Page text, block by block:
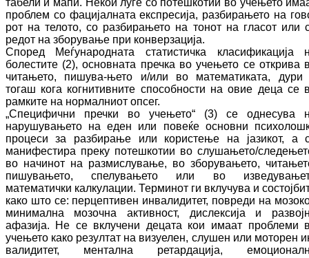
табели и мапи. Некои луѓе со по­теш­ко­тии во учењето
проблем со фа­ци­јалната експресија, разбирањето на
рот на телото, со разбирањето на тонот на гла­сот или
редот на зборување при кон­вер­за­ција.
Според Меѓународната статистичка кла­си­фи­ка­ција
болестите (2), основната пречка во учењето се открива
читањето, пи­шу­ва-ње­то и/или во математиката, дури
тогаш кога когнитивните способности на овие деца се
рамките на нормалниот опсег.
„Специфични пречки во учењето“ (3) се од­не­су­ва
нарушувањето на еден или повеќе ос­новни
процеси за разбирање или користење на јазикот, а
манифестира пре­ку потешкотии во слушањето/
во начинот на размислување, во збо­ру­ва­ње­то,
пишувањето, спелувањето или во
математички калкулации. Тер­ми­нот ги вклучува и
како што се: перцептивен инвалидитет, повреди на
минимална мозочна активност, ди­сле­ксија и
афазија. Не се вклучени де­ца­та кои имаат проблеми
учењето како ре­зултат на визуелен, слушен или моторен
ва­лидитет, ментална ретардација,